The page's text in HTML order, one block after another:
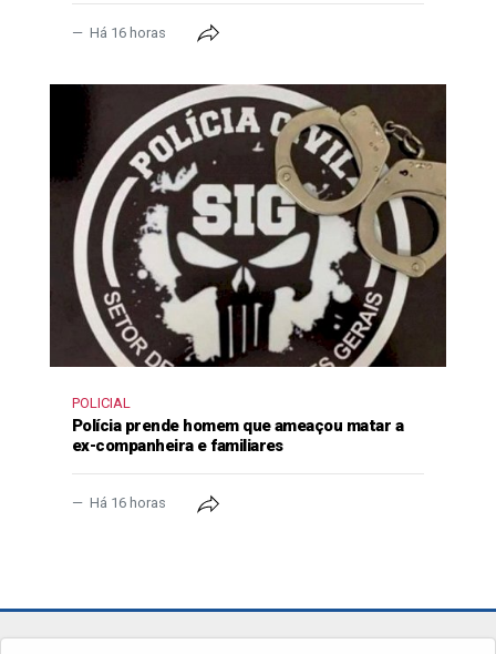
Há 16 horas
POLICIAL
Polícia prende homem que ameaçou matar a
ex-companheira e familiares
Há 16 horas